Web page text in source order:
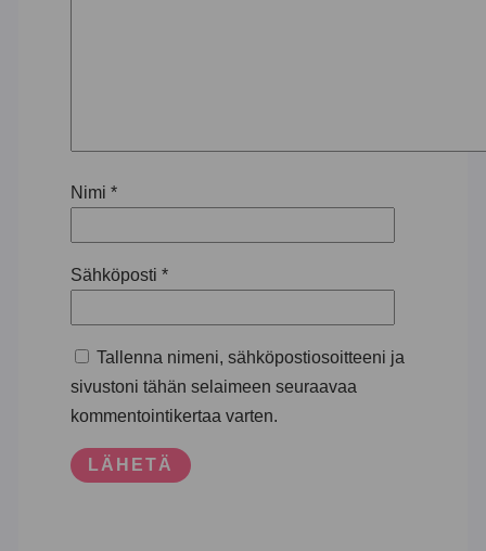
Nimi *
Sähköposti *
Tallenna nimeni, sähköpostiosoitteeni ja
sivustoni tähän selaimeen seuraavaa
kommentointikertaa varten.